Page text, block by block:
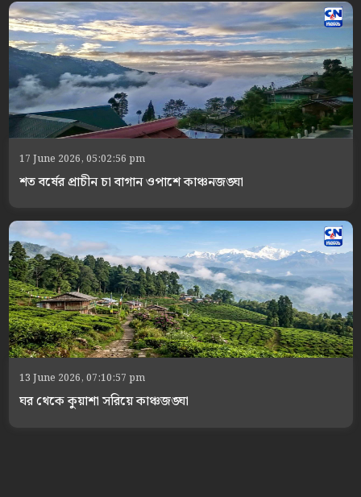
17 June 2026, 05:02:56 pm
শত বর্ষের প্রাচীন চা বাগান ওপাশে কাঞ্চনজঙ্ঘা
13 June 2026, 07:10:57 pm
ঘর থেকে কুয়াশা সরিয়ে কাঞ্চজঙ্ঘা